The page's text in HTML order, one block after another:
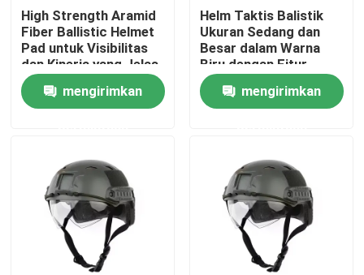
Tur Pabrik
Kontrol Kualitas
Berita
Minta Kutipan
Pakaian Taktis Militer
Rompi anti peluru taktis militer
High Strength Aramid
Fiber Ballistic Helmet
Pad untuk Visibilitas
dan Kinerja yang Jelas
mengirimkan
Helm Taktis Balistik
Ukuran Sedang dan
Besar dalam Warna
Biru dengan Fitur
Tahan Air
mengirimkan